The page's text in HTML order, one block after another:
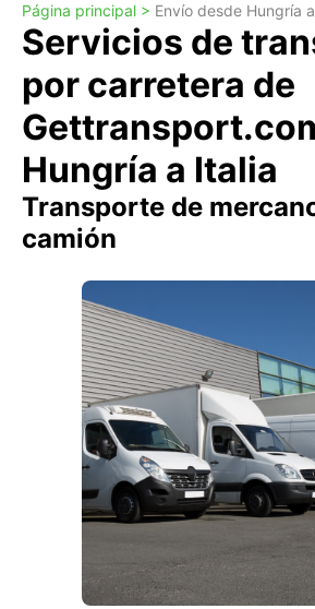
Página principal > Envío desde Hungría
Servicios de
por carretera de
Hungría a Italia
Transporte de
camión